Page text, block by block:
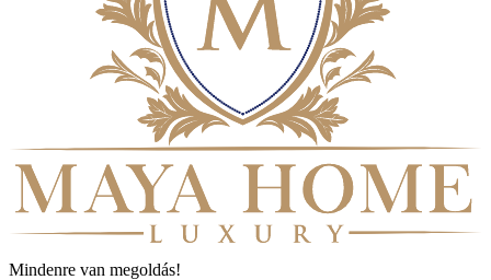
Mindenre van megoldás!